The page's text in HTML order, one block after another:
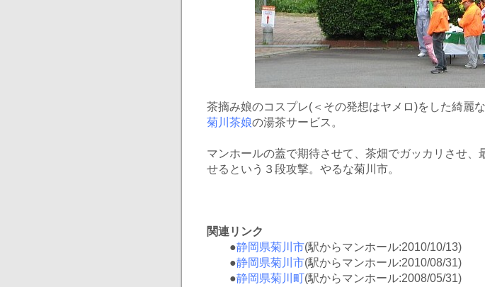
茶摘み娘のコスプレ(＜その発想はヤメロ)をした綺麗
菊川茶娘の湯茶サービス。
マンホールの蓋で期待させて、茶畑でガッカリさせ、
せるという３段攻撃。やるな菊川市。
関連リンク
●静岡県菊川市(駅からマンホール:2010/10/13)
●静岡県菊川市(駅からマンホール:2010/08/31)
●静岡県菊川町(駅からマンホール:2008/05/31)